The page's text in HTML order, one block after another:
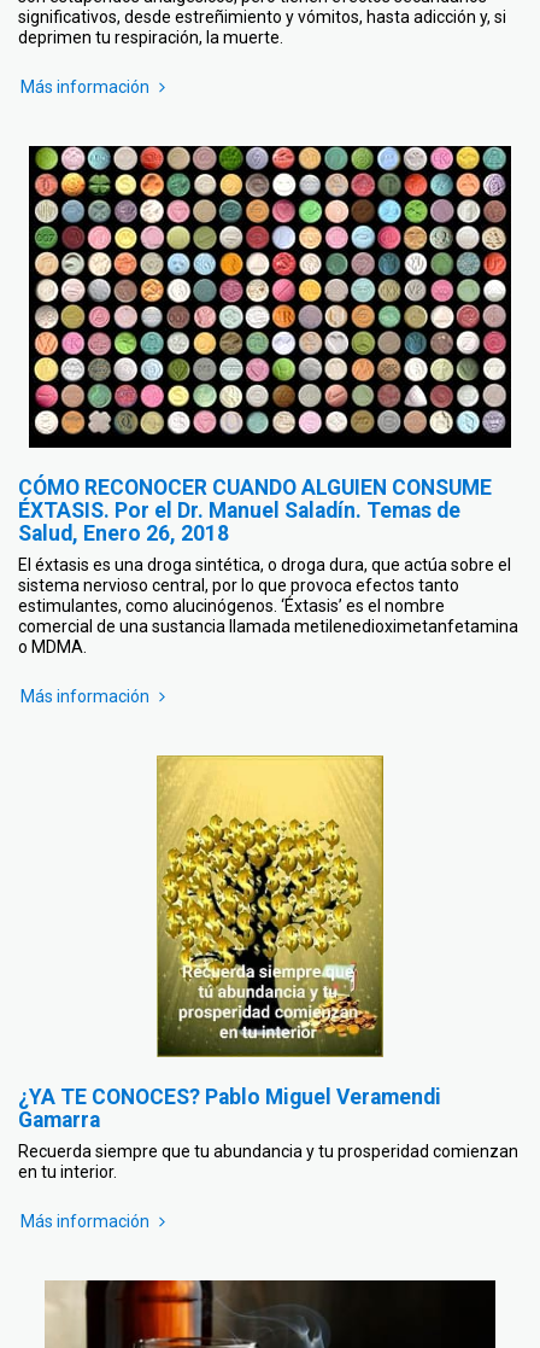
significativos, desde estreñimiento y vómitos, hasta adicción y, si
deprimen tu respiración, la muerte.
Más información
CÓMO RECONOCER CUANDO ALGUIEN CONSUME
ÉXTASIS. Por el Dr. Manuel Saladín. Temas de
Salud, Enero 26, 2018
El éxtasis es una droga sintética, o droga dura, que actúa sobre el
sistema nervioso central, por lo que provoca efectos tanto
estimulantes, como alucinógenos. ‘Éxtasis’ es el nombre
comercial de una sustancia llamada metilenedioximetanfetamina
o MDMA.
Más información
¿YA TE CONOCES? Pablo Miguel Veramendi
Gamarra
Recuerda siempre que tu abundancia y tu prosperidad comienzan
en tu interior.
Más información